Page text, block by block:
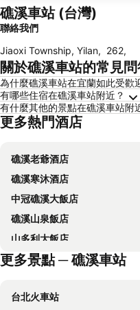
礁溪車站 (台灣)
聯絡我們
Jiaoxi Township, Yilan, 262,
關於礁溪車站的常見
為什麼礁溪車站在宜蘭如此受歡
有哪些住宿在礁溪車站附近？
有什麼其他的景點在礁溪車站附
更多熱門酒店
礁溪老爺酒店
礁溪寒沐酒店
中冠礁溪大飯店
礁溪山泉飯店
山多利大飯店
晶泉丰旅
WOW 玩行旅
更多景點 ─ 礁溪車站
台北火車站